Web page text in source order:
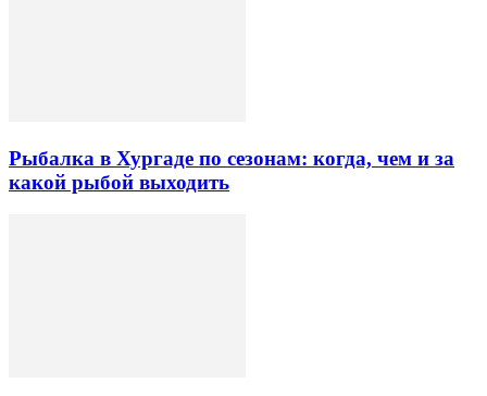
Рыбалка в Хургаде по сезонам: когда, чем и за
какой рыбой выходить